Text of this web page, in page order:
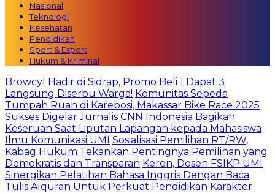
Nasional
Teknologi
Kesehatan
Pendidikan
Sport & Esport
Hukum & Kriminal
Browcyl Hadir di Sidrap, Promo Beli 1 Dapat 3
Langsung Diserbu Warga! Komunitas Sepeda
Tumpah Ruah di Karebosi, Makassar Bike Race 2025
Sukses Digelar Jurnalis CNN Indonesia Bagikan
Keseruan Saat Liputan Lapangan kepada Mahasiswa
Ilmu Komunikasi UMI Sosialisasi Pemilihan RT/RW,
Kabag Hukum Tekankan Pentingnya Pemilihan yang
Demokratis dan Transparan Keren, Dosen FSIKP UMI
Sinergikan Pelatihan Bahasa Inggris Dengan Baca
Tulis Alquran Untuk Perkuat Pendidikan Karakter